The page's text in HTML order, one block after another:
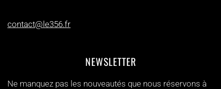
contact@le356.fr
NEWSLETTER
Ne manquez pas les nouveautés que nous réservons à